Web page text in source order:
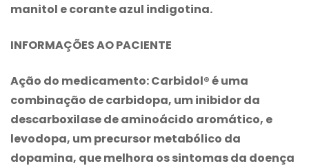
manitol e corante azul indigotina.
INFORMAÇÕES AO PACIENTE
Ação do medicamento:Carbidol® é uma
combinação de carbidopa, um inibidor da
descarboxilase de aminoácido aromático, e
levodopa, um precursor metabólico da
dopamina, que melhora os sintomas da doença